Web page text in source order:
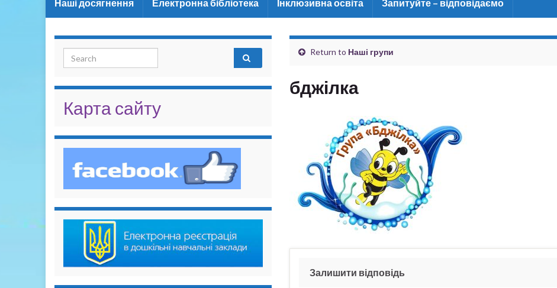
Наші досягнення Електронна бібліотека Інклюзивна освіта Запитуйте – відповідаємо
Return to Наші групи
бджілка
Залишити відповідь
Search for:
Карта сайту